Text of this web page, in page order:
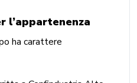
l’appartenenza
ha carattere